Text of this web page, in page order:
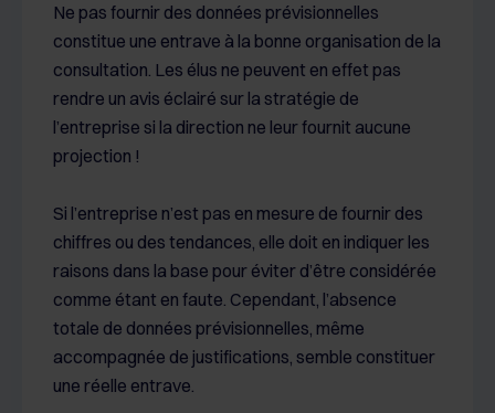
Ne pas fournir des données prévisionnelles
constitue une entrave à la bonne organisation de la
consultation. Les élus ne peuvent en effet pas
rendre un avis éclairé sur la stratégie de
l’entreprise si la direction ne leur fournit aucune
projection !
Si l’entreprise n’est pas en mesure de fournir des
chiffres ou des tendances, elle doit en indiquer les
raisons dans la base pour éviter d’être considérée
comme étant en faute. Cependant, l’absence
totale de données prévisionnelles, même
accompagnée de justifications, semble constituer
une réelle entrave.